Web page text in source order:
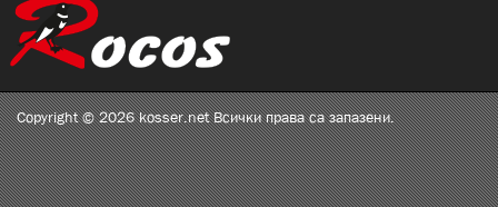
Copyright © 2026 kosser.net Всички права са запазени.